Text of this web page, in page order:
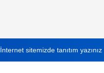
İnternet sitemizde tanıtım